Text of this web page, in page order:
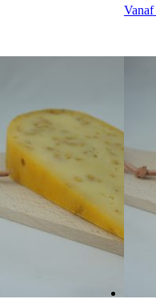
Vanaf